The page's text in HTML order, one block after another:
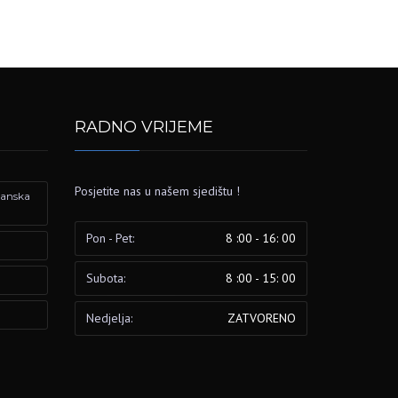
RADNO VRIJEME
Posjetite nas u našem sjedištu !
Pon - Pet: 8 :00 - 16: 00
Subota: 8 :00 - 15: 00
Nedjelja: ZATVORENO